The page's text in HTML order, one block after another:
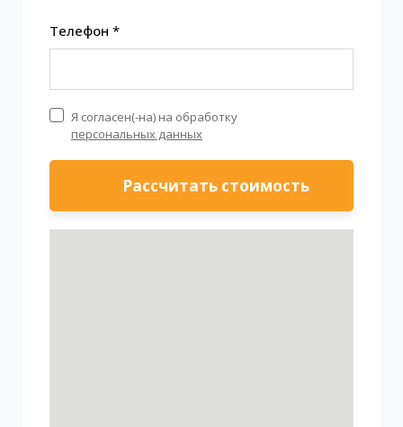
Телефон *
Рассчитать стоимость
Я согласен(-на) на обработку
персональных данных